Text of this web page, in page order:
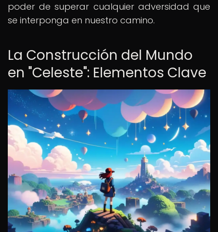
poder de superar cualquier adversidad que
se interponga en nuestro camino.
La Construcción del Mundo
en "Celeste": Elementos Clave